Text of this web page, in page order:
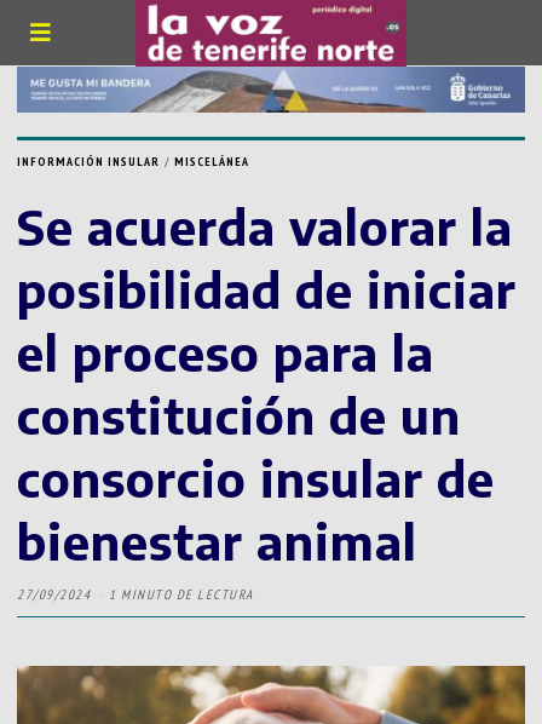
INFORMACIÓN INSULAR / MISCELÁNEA
Se acuerda valorar la
posibilidad de iniciar
el proceso para la
constitución de un
consorcio insular de
bienestar animal
27/09/2024 1 MINUTO DE LECTURA